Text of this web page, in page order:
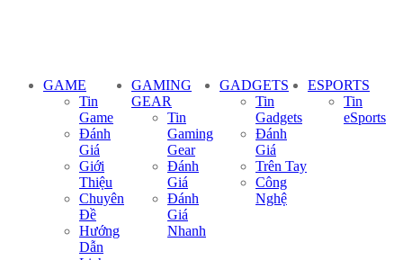
GAME
Tin
Game
Đánh
Giá
Giới
Thiệu
Chuyên
Đề
Hướng
Dẫn
GAMING
GEAR
Tin
Gaming
Gear
Đánh
Giá
Đánh
Giá
Nhanh
GADGETS
Tin
Gadgets
Đánh
Giá
Trên Tay
Công
Nghệ
ESPORTS
Tin
eSports